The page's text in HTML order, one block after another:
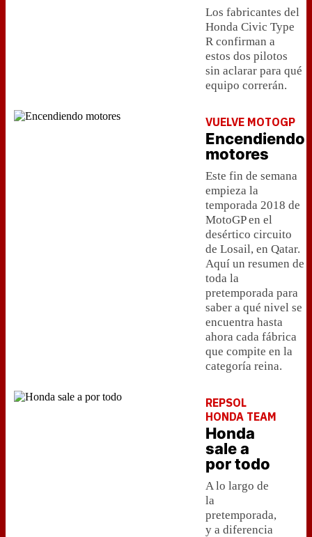
Los fabricantes del
Honda Civic Type
R confirman a
estos dos pilotos
sin aclarar para qué
equipo correrán.
VUELVE MOTOGP
Encendiendo
motores
Este fin de semana
empieza la
temporada 2018 de
MotoGP en el
desértico circuito
de Losail, en Qatar.
Aquí un resumen de
toda la
pretemporada para
saber a qué nivel se
encuentra hasta
ahora cada fábrica
que compite en la
categoría reina.
REPSOL
HONDA TEAM
Honda
sale a
por todo
A lo largo de
la
pretemporada,
y a diferencia